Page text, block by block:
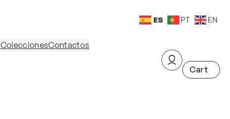
ColeccionesContactos
ES PT EN